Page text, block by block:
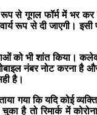
से गूगल फॉर्म में भर कर
रूप से दी जाएगी।
को भी शांत किया।
नंबर नोट करना है
है।
कि यदि कोई
चुका है तो रिमार्क में